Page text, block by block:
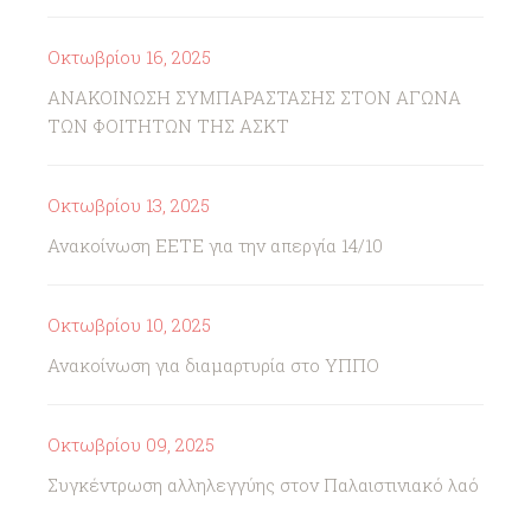
Οκτωβρίου 16, 2025
ΑΝΑΚΟΙΝΩΣΗ ΣΥΜΠΑΡΑΣΤΑΣΗΣ ΣΤΟΝ ΑΓΩΝΑ
ΤΩΝ ΦΟΙΤΗΤΩΝ ΤΗΣ ΑΣΚΤ
Οκτωβρίου 13, 2025
Ανακοίνωση ΕΕΤΕ για την απεργία 14/10
Οκτωβρίου 10, 2025
Ανακοίνωση για διαμαρτυρία στο ΥΠΠΟ
Οκτωβρίου 09, 2025
Συγκέντρωση αλληλεγγύης στον Παλαιστινιακό λαό